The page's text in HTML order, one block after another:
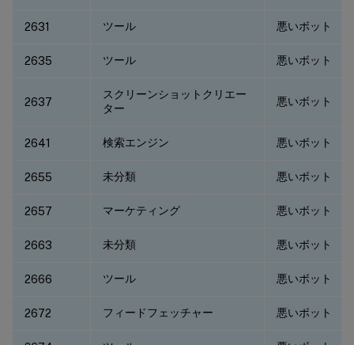
2631 ツール 悪いボット
2635 ツール 悪いボット
2637
スクリーンショットクリエー
ター
悪いボット
2641 検索エンジン 悪いボット
2655 未分類 悪いボット
2657 マーケティング 悪いボット
2663 未分類 悪いボット
2666 ツール 悪いボット
2672 フィードフェッチャー 悪いボット